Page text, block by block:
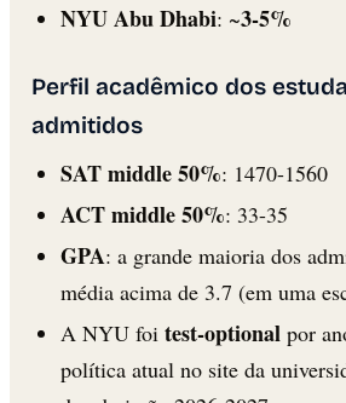
NYU Abu Dhabi: ~3-5%
Perfil acadêmico dos
admitidos
SAT middle 50%: 1470-1560
ACT middle 50%: 33-35
GPA: a grande maioria dos
média acima de 3.7 (em uma
A NYU foi test-optional por
política atual no site da